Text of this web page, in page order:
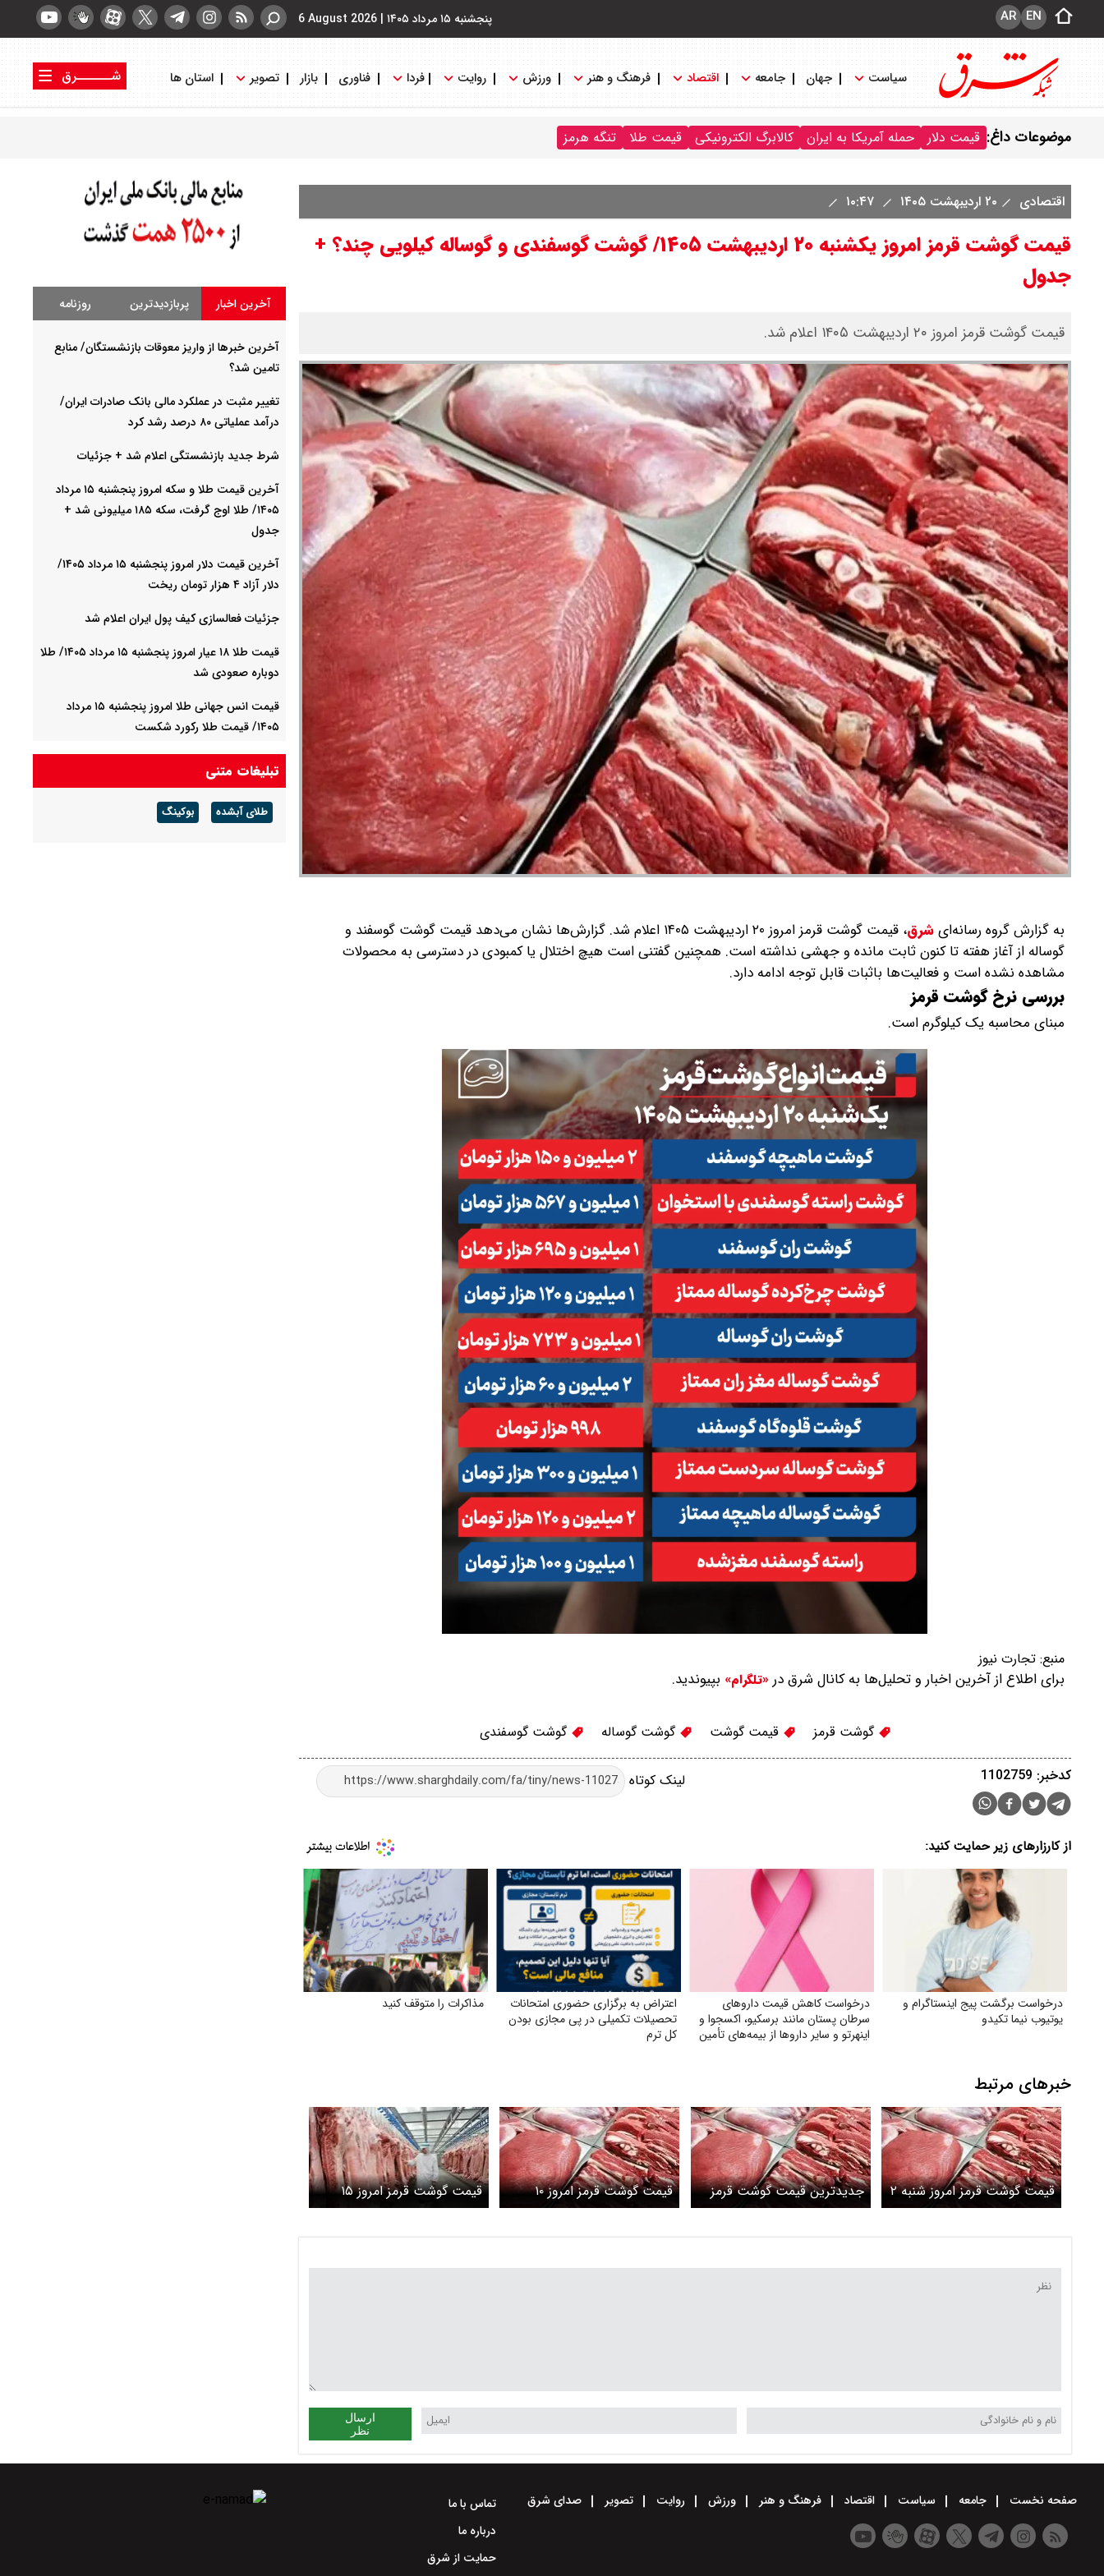
پنجشنبه ۱۵ مرداد ۱۴۰۵ |
6 August 2026 EN
AR
سیاست جهان جامعه اقتصاد فرهنگ و هنر ورزش روایت فردا فناوری بازار تصویر استان ها
شــــــرق
موضوعات داغ: قیمت دلار حمله آمریکا به ایران کالابرگ الکترونیکی قیمت طلا تنگه هرمز
اقتصادی ۲۰ اردیبهشت ۱۴۰۵
قیمت گوشت قرمز امروز یکشنبه ۲۰ اردیبهشت ۱۴۰۵/ گوشت گوسفندی و گوساله کیلویی چند؟ +
جدول
قیمت گوشت قرمز امروز ۲۰ اردیبهشت ۱۴۰۵ اعلام شد.
به گزارش گروه رسانه‌ایشرق،
قیمت گوشت قرمز امروز ۲۰ اردیبهشت ۱۴۰۵ اعلام شد. گزارش‌ها نشان می‌دهد قیمت گوشت گوسفند و
گوساله از آغاز هفته تا کنون ثابت مانده و جهشی نداشته است. همچنین گفتنی است هیچ اختلال یا کمبودی در دسترسی به محصولات
مشاهده نشده است و فعالیت‌ها باثبات قابل توجه ادامه دارد.
بررسی نرخ گوشت قرمز
مبنای محاسبه یک کیلوگرم است.
منبع: تجارت نیوز
برای اطلاع از آخرین اخبار و تحلیل‌ها به کانال شرق در «تلگرام» بپیوندید.
گوشت قرمز قیمت گوشت گوشت گوساله گوشت گوسفندی
لینک کوتاه کدخبر: 1102759
از کارزارهای زیر حمایت کنید:
درخواست برگشت پیج اینستاگرام و
یوتیوب نیما تکیدو
درخواست کاهش قیمت داروهای
سرطان پستان مانند برسکیو، اکسجوا و
اینهرتو و سایر داروها از بیمه‌های تأمین
اعتراض به برگزاری حضوری امتحانات
تحصیلات تکمیلی در پی مجازی بودن
کل ترم
مذاکرات را متوقف کنید
خبرهای مرتبط
قیمت گوشت قرمز امروز شنبه ۲
اسفند ۱۴۰۴/ گوشت گوسفندی و
جدیدترین قیمت گوشت قرمز
امروز چهارشنبه ۲۹ بهمن ۱۴۰۴/
قیمت گوشت قرمز امروز ۱۰
بهمن ۱۴۰۴/ گوشت گوسفندی و
قیمت گوشت قرمز امروز ۱۵
اردیبهشت ۱۴۰۵ + جدول
ارسال
نظر
آخرین اخبار پربازدیدترین روزنامه
آخرین خبرها از واریز معوقات بازنشستگان/ منابع
تامین شد؟
تغییر مثبت در عملکرد مالی بانک صادرات ایران/
درآمد عملیاتی ۸۰ درصد رشد کرد
شرط جدید بازنشستگی اعلام شد + جزئیات
آخرین قیمت طلا و سکه امروز پنجشنبه ۱۵ مرداد
۱۴۰۵/ طلا اوج گرفت، سکه ۱۸۵ میلیونی شد +
جدول
آخرین قیمت دلار امروز پنجشنبه ۱۵ مرداد ۱۴۰۵/
دلار آزاد ۴ هزار تومان ریخت
جزئیات فعالسازی کیف پول ایران اعلام شد
قیمت طلا ۱۸ عیار امروز پنجشنبه ۱۵ مرداد ۱۴۰۵/ طلا
دوباره صعودی شد
قیمت انس جهانی طلا امروز پنجشنبه ۱۵ مرداد
۱۴۰۵/ قیمت طلا رکورد شکست
ماجرای اختلال سامانه برق من چیست؟
قیمت نفت امروز پنجشنبه ۱۵ مرداد ۱۴۰۵/ کاهش
۴.۵ درصدی قیمت نفت برنت در پی احتمال
تبلیغات متنی
طلای آبشده بوکینگ
صفحه نخست جامعه سیاست اقتصاد فرهنگ و هنر ورزش روایت تصویر صدای شرق
تماس با ما
درباره ما
حمایت از شرق